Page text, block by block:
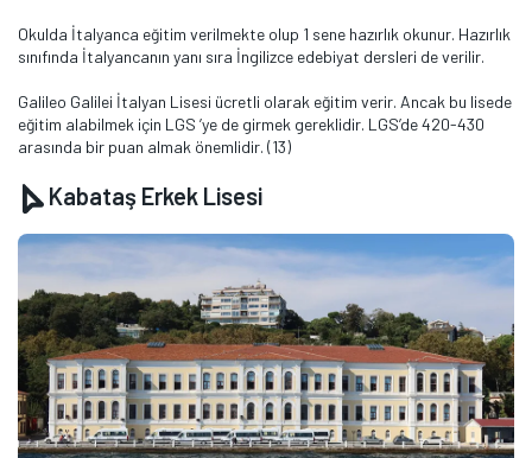
Okulda İtalyanca eğitim verilmekte olup 1 sene hazırlık okunur. Hazırlık
sınıfında İtalyancanın yanı sıra İngilizce edebiyat dersleri de verilir.
Galileo Galilei İtalyan Lisesi ücretli olarak eğitim verir. Ancak bu lisede
eğitim alabilmek için LGS ’ye de girmek gereklidir. LGS’de 420-430
arasında bir puan almak önemlidir. (13)
Kabataş Erkek Lisesi